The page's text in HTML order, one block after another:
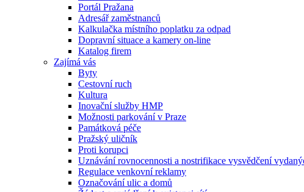
Portál Pražana
Adresář zaměstnanců
Kalkulačka místního poplatku za odpad
Dopravní situace a kamery on-line
Katalog firem
Zajímá vás
Byty
Cestovní ruch
Kultura
Inovační služby HMP
Možnosti parkování v Praze
Památková péče
Pražský uličník
Proti korupci
Uznávání rovnocennosti a nostrifikace vysvědčení
Regulace venkovní reklamy
Označování ulic a domů